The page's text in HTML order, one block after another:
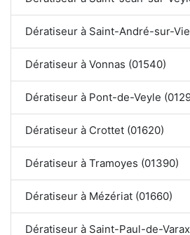
Dératiseur à Saint-André-sur-
Dératiseur à Vonnas (01540)
Dératiseur à Pont-de-Veyle
Dératiseur à Crottet (01620)
Dératiseur à Tramoyes (01390)
Dératiseur à Mézériat (01660)
Dératiseur à Saint-Paul-de-